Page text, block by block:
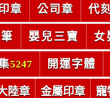
章 公司章 代
嬰兒三寶 女
5247 開運字體
陸章 金屬印章 寵